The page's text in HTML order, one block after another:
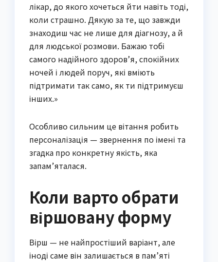
лікар, до якого хочеться йти навіть тоді,
коли страшно. Дякую за те, що завжди
знаходиш час не лише для діагнозу, а й
для людської розмови. Бажаю тобі
самого надійного здоров’я, спокійних
ночей і людей поруч, які вміють
підтримати так само, як ти підтримуєш
інших.»
Особливо сильним це вітання робить
персоналізація — звернення по імені та
згадка про конкретну якість, яка
запам’яталася.
Коли варто обрати
віршовану форму
Вірш — не найпростіший варіант, але
іноді саме він залишається в пам’яті